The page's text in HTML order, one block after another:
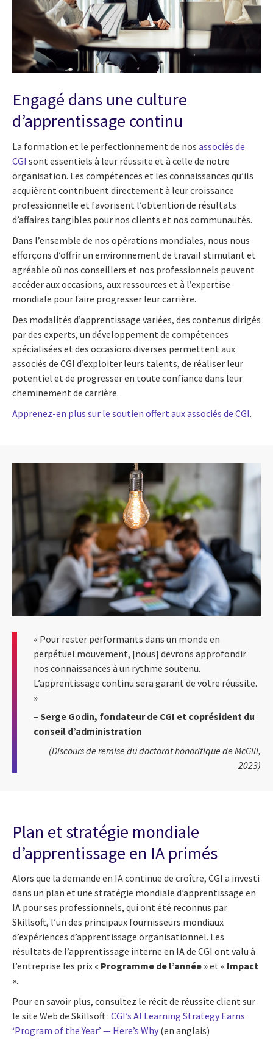
Engagé dans une culture
d’apprentissage continu
La formation et le perfectionnement de nos associés de
CGI sont essentiels à leur réussite et à celle de notre
organisation. Les compétences et les connaissances qu’ils
acquièrent contribuent directement à leur croissance
professionnelle et favorisent l’obtention de résultats
d’affaires tangibles pour nos clients et nos communautés.
Dans l’ensemble de nos opérations mondiales, nous nous
efforçons d’offrir un environnement de travail stimulant et
agréable où nos conseillers et nos professionnels peuvent
accéder aux occasions, aux ressources et à l’expertise
mondiale pour faire progresser leur carrière.
Des modalités d’apprentissage variées, des contenus dirigés
par des experts, un développement de compétences
spécialisées et des occasions diverses permettent aux
associés de CGI d’exploiter leurs talents, de réaliser leur
potentiel et de progresser en toute confiance dans leur
cheminement de carrière.
Apprenez-en plus sur le soutien offert aux associés de CGI.
« Pour rester performants dans un monde en
perpétuel mouvement, [nous] devrons approfondir
nos connaissances à un rythme soutenu.
L’apprentissage continu sera garant de votre réussite.
»
– Serge Godin, fondateur de CGI et coprésident du
conseil d’administration
(Discours de remise du doctorat honorifique de McGill,
2023)
Plan et stratégie mondiale
d’apprentissage en IA primés
Alors que la demande en IA continue de croître, CGI a investi
dans un plan et une stratégie mondiale d’apprentissage en
IA pour ses professionnels, qui ont été reconnus par
Skillsoft, l’un des principaux fournisseurs mondiaux
d’expériences d’apprentissage organisationnel. Les
résultats de l’apprentissage interne en IA de CGI ont valu à
l’entreprise les prix « Programme de l’année » et « Impact
».
Pour en savoir plus, consultez le récit de réussite client sur
le site Web de Skillsoft : CGI’s AI Learning Strategy Earns
‘Program of the Year’ — Here’s Why (en anglais)